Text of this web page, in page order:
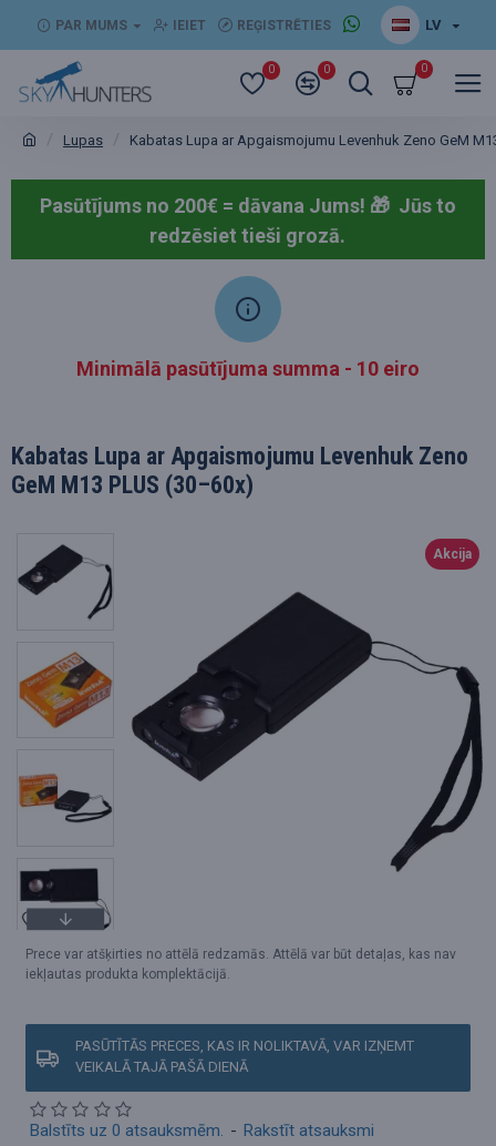
PAR MUMS IEIET REĢISTRĒTIES LV
0 0 0
Lupas Kabatas Lupa ar Apgaismojumu Levenhuk Zeno GeM
Pasūtījums no 200€ = dāvana Jums! 🎁 Jūs to
redzēsiet tieši grozā.
Minimālā pasūtījuma summa - 10 eiro
Kabatas Lupa ar Apgaismojumu Levenhuk Zeno
GeM M13 PLUS (30–60x)
Akcija
Prece var atšķirties no attēlā redzamās. Attēlā var būt detaļas, kas nav
iekļautas produkta komplektācijā.
PASŪTĪTĀS PRECES, KAS IR NOLIKTAVĀ, VAR IZŅEMT
VEIKALĀ TAJĀ PAŠĀ DIENĀ
Balstīts uz 0 atsauksmēm. - Rakstīt atsauksmi